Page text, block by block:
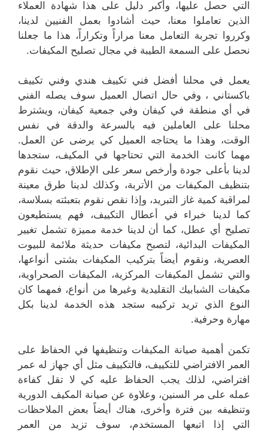
التي حصل عليها، وأكبر دليل على هذا شهادة العملاء
الذين تعاملوا معنا، حيث أشادوا بعمل الفنيين لدينا،
وكرروا تجربة التعامل معنا مراراً وتكراراً، هذا ما جعلنا
نحصل على السمعة الطيبة في مجال تصليح المكيفات.
يعمل في محلنا أفضل فني تكييف هندي وفني تكييف
باكستاني ، وفي حال اتصال العميل سوف يصله الفني
في أي منطقة في كيفان وفي جمعية كيفان، ويشترط
محلنا على العاملين فيه بالسرعة والدقة في نفس
الوقت، وهذا ما يحتاجه العميل كي يرضى عن العمل.
مهما كانت الخدمة التي تحتاجها في المكيف، ستجدها
لدينا بأعلى جودة وأرخص سعر على الإطلاق، حيث نقوم
بتنظيف المكيفات من الأتربة، وكذلك لدينا طرق معينة
لمراقبة كمية غاز التبريد، وإذا نقص نقوم بتعبئته بسلاسة،
كما لدينا خبراء في أعطال التكييف، فهم يستطيعون
تصليح أي عطل، كما أن لدينا خدمة مميزة تشمل تغيير
المكيفات البدائية، لتصبح مكيفات حديثة ملائمة للبيوت
العصرية، ونقوم أيضاً بتركيب المكيفات بشتى أنواعها،
والتي تشمل المكيفات المركزية، المكيفات الصحراوية،
مكيفات الشبابيك التقليدية وغيرها من أنواع، فمهما كان
النوع الذي تريد تركيبه ستجد هذه الخدمة لدينا بكل
مهارة وحرفية.
تكمن أهمية صيانة المكيفات وتنظيفها في الحفاظ على
العمر الافتراضي للتكييف، فالتكييف مثل أي جهاز له عمر
افتراضي، لذلك يجب الحفاظ عليه كي لا تقل كفاءة
عمله على مر السنين، وعلاوة عن صيانة المكيف الدورية
وتنظيفه بين فترة وأخرى، هناك أيضاً بعض الملاحظات
التي إذا اتبعها المستخدم، سوف تزيد من العمر